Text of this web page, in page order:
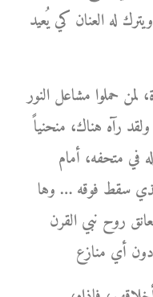
له العنان كي يُعيد
لمن حملوا مشاعل النور
رآه هناك، منحنياً
في متحفه، أمام
سقط فوقه … وها
روح نبي القرن